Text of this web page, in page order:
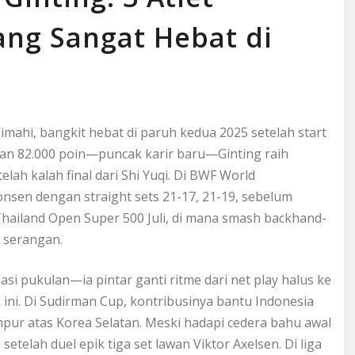
Sangat Hebat di
bangkit hebat di paruh kedua 2025 setelah start
82.000 poin—puncak karir baru—Ginting raih
kalah final dari Shi Yuqi. Di BWF World
dengan straight sets 21-17, 21-19, sebelum
Open Super 500 Juli, di mana smash backhand-
pukulan—ia pintar ganti ritme dari net play halus ke
Di Sudirman Cup, kontribusinya bantu Indonesia
atas Korea Selatan. Meski hadapi cedera bahu awal
duel epik tiga set lawan Viktor Axelsen. Di liga